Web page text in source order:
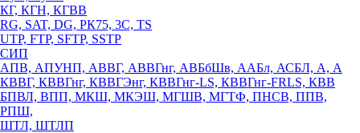
КГ, КГН, КГВВ
RG, SAT, DG, РК75, 3С, TS
UTP, FTP, SFTP, SSTP
СИП
АПВ, АПУНП, АВВГ, АВВГнг, АВБбШв, ААБл, АСБЛ, А, А
КВВГ, КВВГнг, КВВГЭнг, КВВГнг-LS, КВВГнг-FRLS, КВВ
БПВЛ, ВПП, МКШ, МКЭШ, МГШВ, МГТФ, ПНСВ, ППВ,
РПШ,
ШТЛ, ШТЛП